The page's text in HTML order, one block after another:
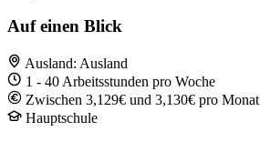
Auf einen Blick
Ausland: Ausland
1 - 40 Arbeitsstunden pro Woche
Zwischen 3,129€ und 3,130€ pro Monat
Hauptschule